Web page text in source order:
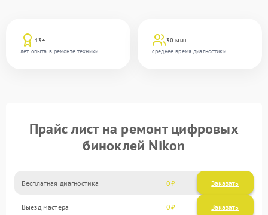
13+
лет опыта в ремонте техники
30 мин
среднее время диагностики
Прайс лист на ремонт цифровых
биноклей Nikon
Бесплатная диагностика 0 Заказать
Выезд мастера 0 Заказать